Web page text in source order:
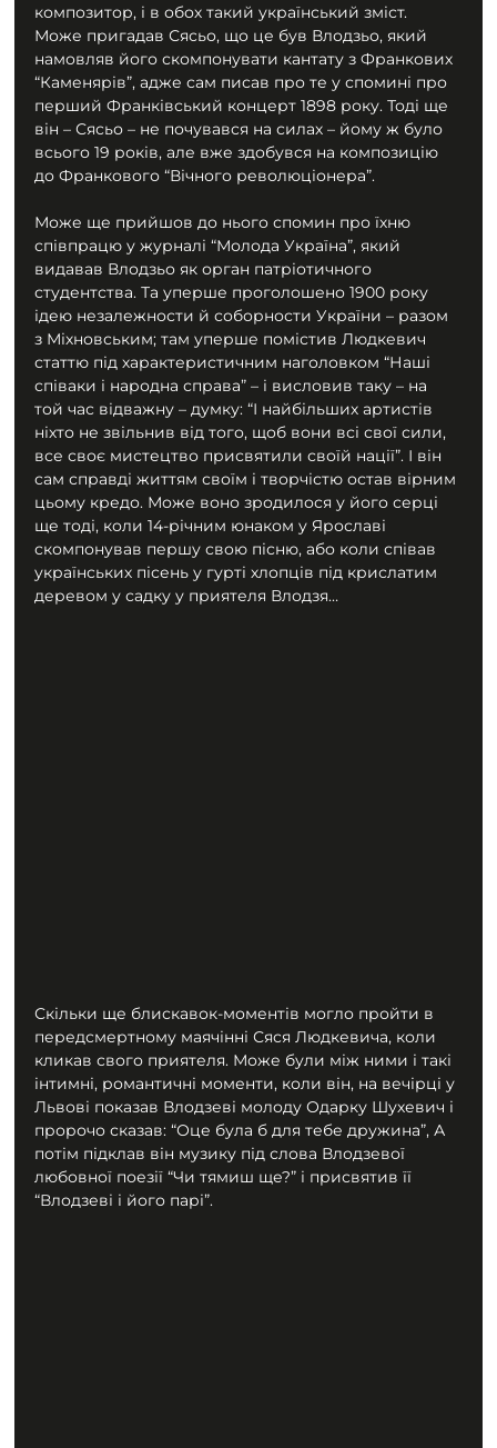
композитор, і в обох такий український зміст.
Може пригадав Сясьо, що це був Влодзьо, який
намовляв його скомпонувати кантату з Франкових
“Каменярів”, адже сам писав про те у спомині про
перший Франківський концерт 1898 року. Тоді ще
він – Сясьо – не почувався на силах – йому ж було
всього 19 років, але вже здобувся на композицію
до Франкового “Вічного революціонера”.
Може ще прийшов до нього спомин про їхню
співпрацю у журналі “Молода Україна”, який
видавав Влодзьо як орган патріотичного
студентства. Та уперше проголошено 1900 року
ідею незалежности й соборности України – разом
з Міхновським; там уперше помістив Людкевич
статтю під характеристичним наголовком “Наші
співаки і народна справа” – і висловив таку – на
той час відважну – думку: “І найбільших артистів
ніхто не звільнив від того, щоб вони всі свої сили,
все своє мистецтво присвятили своїй нації”. І він
сам справді життям своїм і творчістю остав вірним
цьому кредо. Може воно зродилося у його серці
ще тоді, коли 14-річним юнаком у Ярославі
скомпонував першу свою пісню, або коли співав
українських пісень у гурті хлопців під крислатим
деревом у садку у приятеля Влодзя…
Скільки ще блискавок-моментів могло пройти в
передсмертному маячінні Сяся Людкевича, коли
кликав свого приятеля. Може були між ними і такі
інтимні, романтичні моменти, коли він, на вечірці у
Львові показав Влодзеві молоду Одарку Шухевич і
пророчо сказав: “Оце була б для тебе дружина”, А
потім підклав він музику під слова Влодзевої
любовної поезії “Чи тямиш ще?” і присвятив її
“Влодзеві і його парі”.